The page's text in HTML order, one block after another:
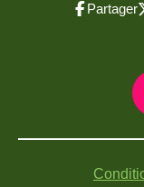
Partager